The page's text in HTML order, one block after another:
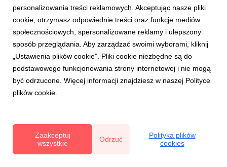
Współcześnie większość osób spędza długie godziny
przed ekranami komputerów i telefonów. Sprzyja to
personalizowania treści reklamowych. Akceptując nasze pliki
cookie, otrzymasz odpowiednie treści oraz funkcje mediów
społecznościowych, spersonalizowane reklamy i ulepszony
sposób przeglądania. Aby zarządzać swoimi wyborami, kliknij
„Ustawienia plików cookie”. Pliki cookie niezbędne są do
podstawowego funkcjonowania strony internetowej i nie mogą
być odrzucone. Więcej informacji znajdziesz w naszej Polityce
plików cookie.
Zaakceptuj
wszystkie
Odrzuć
Polityka plików
cookies